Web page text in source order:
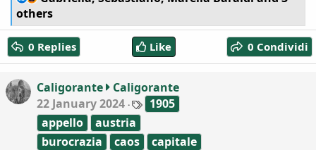
e
a
c
t
i
n
s
:
others
0 Replies Like 0 Condividi
Caligorante
Caligorante
22 January 2024
T
a
s
1905
appello
austria
burocrazia
caos
capitale